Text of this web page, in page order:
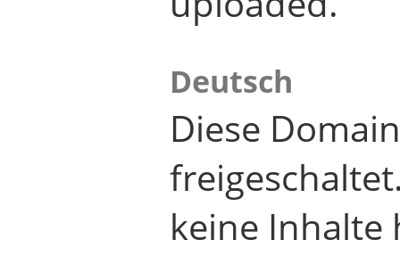
Deutsch
Diese
keine Inhalte